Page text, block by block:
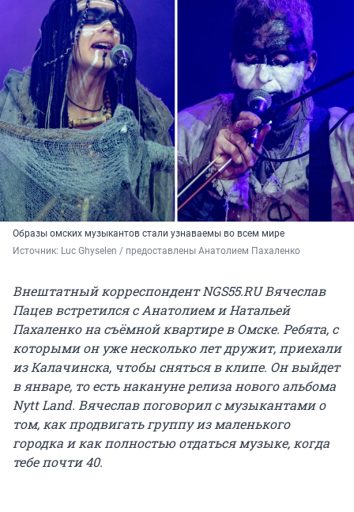
Образы омских музыкантов стали узнаваемы во всем мире
Источник: Luc Ghyselen / предоставлены Анатолием Пахаленко
Внештатный корреспондент NGS55.RU Вячеслав
Пацев встретился с Анатолием и Натальей
Пахаленко на съёмной квартире в Омске. Ребята, с
которыми он уже несколько лет дружит, приехали
из Калачинска, чтобы сняться в клипе. Он выйдет
в январе, то есть накануне релиза нового альбома
Nytt Land. Вячеслав поговорил с музыкантами о
том, как продвигать группу из маленького
городка и как полностью отдаться музыке, когда
тебе почти 40.